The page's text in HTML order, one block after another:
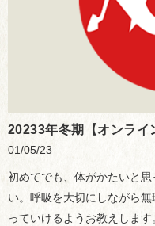
20233年冬期【オンライ
01/05/23
初めてでも、体がかたいと
い。呼吸を大切にしながら
っていけるようお教えしま